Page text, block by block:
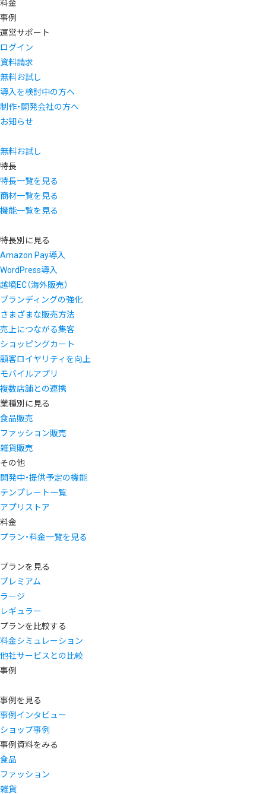
料金
事例
運営サポート
ログイン
資料請求
無料お試し
導入を検討中の方へ
制作・開発会社の方へ
お知らせ
無料お試し
特長
特長一覧を見る
商材一覧を見る
機能一覧を見る
特長別に見る
Amazon Pay導入
WordPress導入
越境EC（海外販売）
ブランディングの強化
さまざまな販売方法
売上につながる集客
ショッピングカート
顧客ロイヤリティを向上
モバイルアプリ
複数店舗との連携
業種別に見る
食品販売
ファッション販売
雑貨販売
その他
開発中・提供予定の機能
テンプレート一覧
アプリストア
料金
プラン・料金一覧を見る
プランを見る
プレミアム
ラージ
レギュラー
プランを比較する
料金シミュレーション
他社サービスとの比較
事例
事例を見る
事例インタビュー
ショップ事例
事例資料をみる
食品
ファッション
雑貨